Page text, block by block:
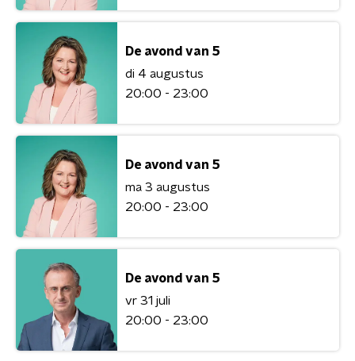
De avond van 5
di 4 augustus
20:00 - 23:00
De avond van 5
ma 3 augustus
20:00 - 23:00
De avond van 5
vr 31 juli
20:00 - 23:00